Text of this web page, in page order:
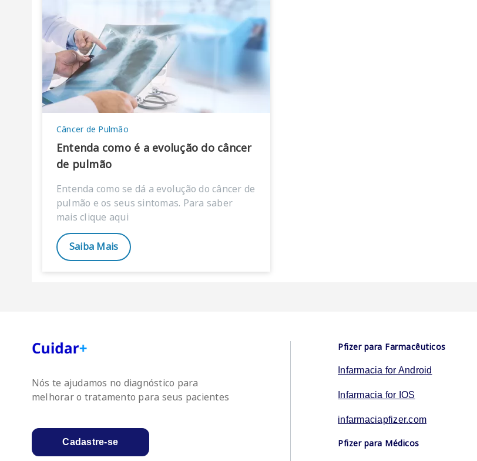
Câncer de Pulmão
Entenda como é a evolução do câncer
de pulmão
Entenda como se dá a evolução do câncer de
pulmão e os seus sintomas. Para saber
mais clique aqui
Saiba Mais
Nós te ajudamos no diagnóstico para
melhorar o tratamento para seus pacientes
Cadastre-se
Pfizer para Farmacêuticos
Infarmacia for Android
Infarmacia for IOS
infarmaciapfizer.com
Pfizer para Médicos